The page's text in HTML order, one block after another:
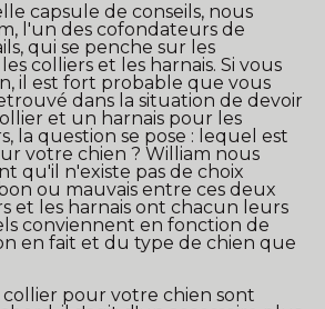
capsule de conseils, nous
l'un des cofondateurs de
qui se penche sur les
colliers et les harnais. Si vous
il est fort probable que vous
dans la situation de devoir
et un harnais pour les
la question se pose : lequel est
votre chien ? William nous
qu'il n'existe pas de choix
ou mauvais entre ces deux
et les harnais ont chacun leurs
conviennent en fonction de
en fait et du type de chien que
collier pour votre chien sont